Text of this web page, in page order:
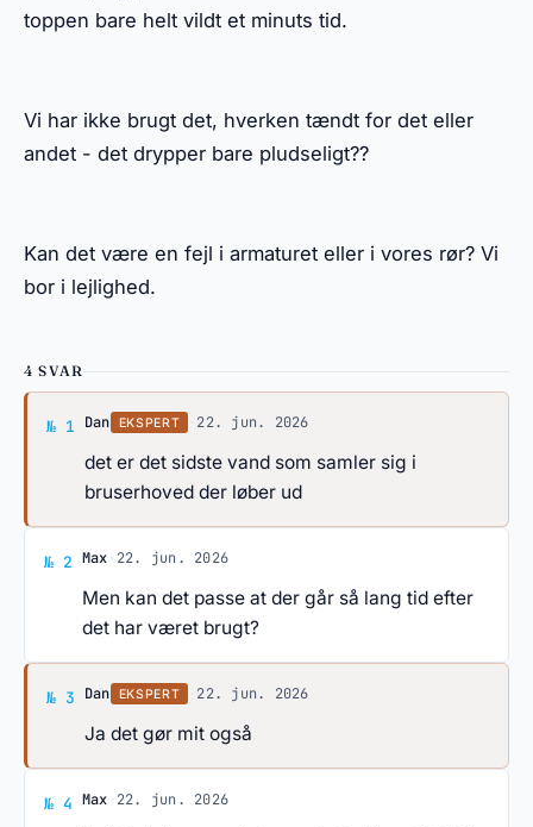
toppen bare helt vildt et minuts tid.
Vi har ikke brugt det, hverken tændt for det eller
andet - det drypper bare pludseligt??
Kan det være en fejl i armaturet eller i vores rør? Vi
bor i lejlighed.
4 SVAR
№ 1 Svar af Dan
Dan EKSPERT 22. jun. 2026
det er det sidste vand som samler sig i
bruserhoved der løber ud
№ 2 Svar af Max
Max · 22. jun. 2026
Men kan det passe at der går så lang tid efter
det har været brugt?
№ 3 Svar af Dan
Dan EKSPERT 22. jun. 2026
Ja det gør mit også
№ 4 Svar af Max
Max · 22. jun. 2026